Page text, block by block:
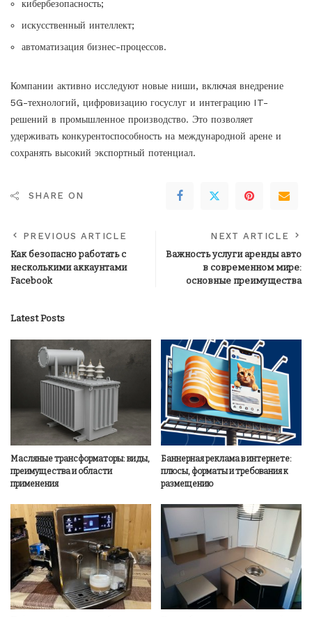
кибербезопасность;
искусственный интеллект;
автоматизация бизнес-процессов.
Компании активно исследуют новые ниши, включая внедрение
5G-технологий, цифровизацию госуслуг и интеграцию IT-
решений в промышленное производство. Это позволяет
удерживать конкурентоспособность на международной арене и
сохранять высокий экспортный потенциал.
SHARE ON
PREVIOUS ARTICLE
Как безопасно работать с
несколькими аккаунтами
Facebook
NEXT ARTICLE
Важность услуги аренды авто
в современном мире:
основные преимущества
Latest Posts
Масляные трансформаторы: виды,
преимущества и области
применения
Баннерная реклама в интернете:
плюсы, форматы и требования к
размещению